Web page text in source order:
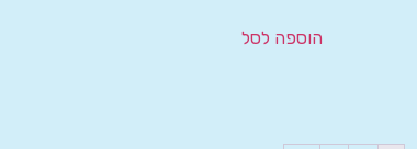
הוספה לסל